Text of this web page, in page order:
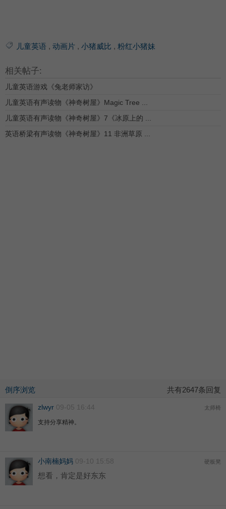
儿童英语 , 动画片 , 小猪威比 , 粉红小猪妹
相关帖子:
儿童英语游戏《兔老师家访》
儿童英语有声读物《神奇树屋》Magic Tree ...
儿童英语有声读物《神奇树屋》7《冰原上的 ...
英语桥梁有声读物《神奇树屋》11 非洲草原 ...
倒序浏览 共有2647条回复
zlwyr 09-05 16:44 太师椅
支持分享精神。
小南楠妈妈 09-10 15:58 硬板凳
想看，肯定是好东东